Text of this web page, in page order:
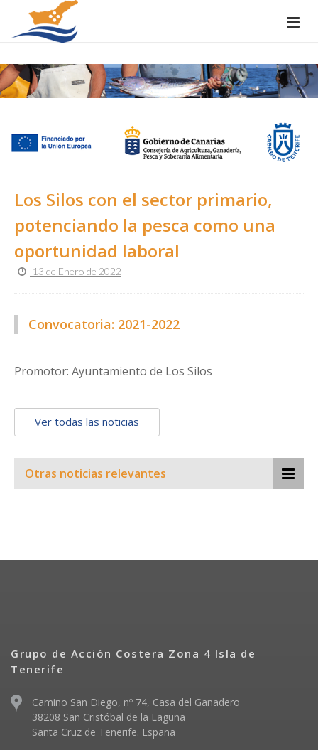
Los Silos con el sector primario,
potenciando la pesca como una
oportunidad laboral
13 de Enero de 2022
Convocatoria: 2021-2022
Promotor: Ayuntamiento de Los Silos
Ver todas las noticias
Otras noticias relevantes
Grupo de Acción Costera Zona 4 Isla de
Tenerife
Camino San Diego, nº 74, Casa del Ganadero
38208 San Cristóbal de la Laguna
Santa Cruz de Tenerife. España